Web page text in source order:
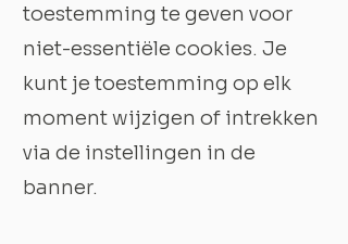
toestemming te geven voor
niet-essentiële cookies. Je
kunt je toestemming op elk
moment wijzigen of intrekken
via de instellingen in de
banner.